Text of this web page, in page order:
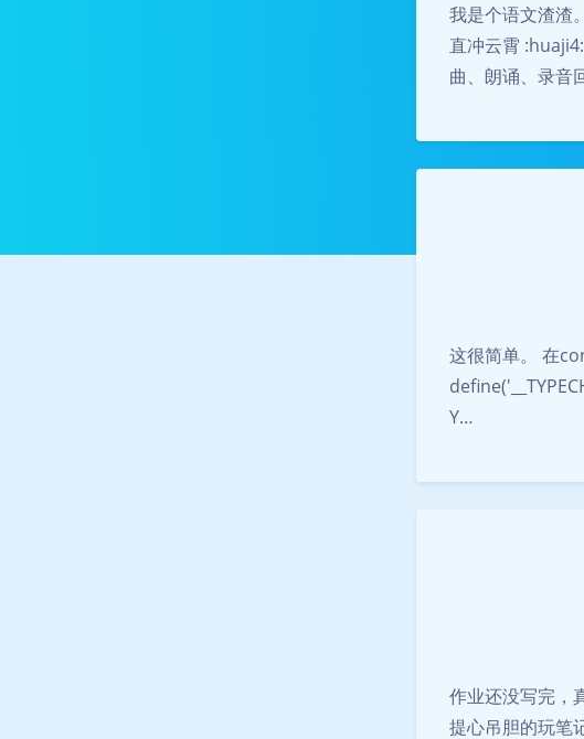
我是个语文渣渣
直冲云霄
曲、朗诵、录音
这很简单。 在
Y…
作业还没写完，
提心吊胆的玩笔